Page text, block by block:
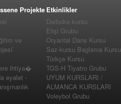
Projekte
ve
ihtiya�
eyalet -
Etkinlikler
Darbuka kursu
Elişi Grubu
Oryantal Dans Kursu
Saz-kursu Baglama Kursu
Türkçe Kursu
TGS-H Tiyatro Grubu
UYUM KURSLARI /
ALMANCA KURSLARI
Voleybol Grubu